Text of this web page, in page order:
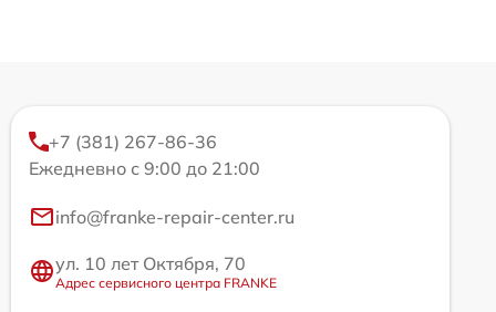
+7 (381) 267-86-36
Ежедневно с 9:00 до 21:00
info@franke-repair-center.ru
ул. 10 лет Октября, 70
Адрес сервисного центра FRANKE